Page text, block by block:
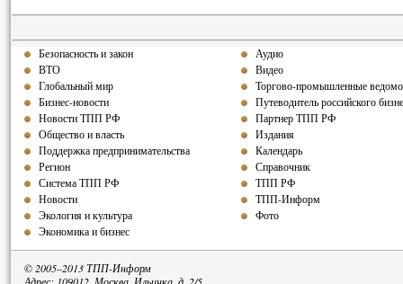
Безопасность и закон
ВТО
Глобальный мир
Бизнес-новости
Новости ТПП РФ
Общество и власть
Поддержка предпринимательства
Регион
Система ТПП РФ
Новости
Экология и культура
Экономика и бизнес
Аудио
Видео
Торгово-промышленные
Путеводитель российского
Партнер ТПП РФ
Издания
Календарь
Справочник
ТПП РФ
ТПП-Информ
Фото
© 2005–2013 ТПП-Информ